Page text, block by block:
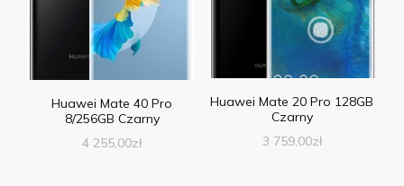
Huawei Mate 40 Pro
8/256GB Czarny
4 255,00zł
Huawei Mate 20 Pro 128GB
Czarny
3 759,00zł